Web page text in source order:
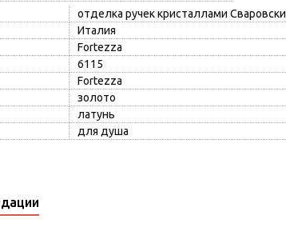
отделка ручек кристаллами Сваровски
Италия
Fortezza
6115
Fortezza
золото
латунь
для душа